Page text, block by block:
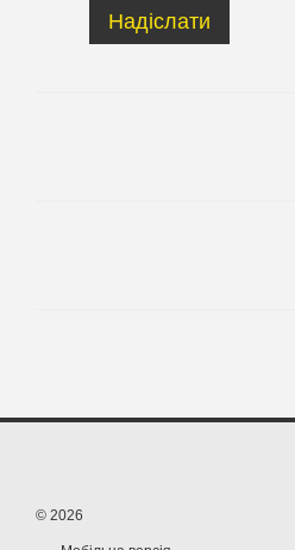
Надіслати
© 2026